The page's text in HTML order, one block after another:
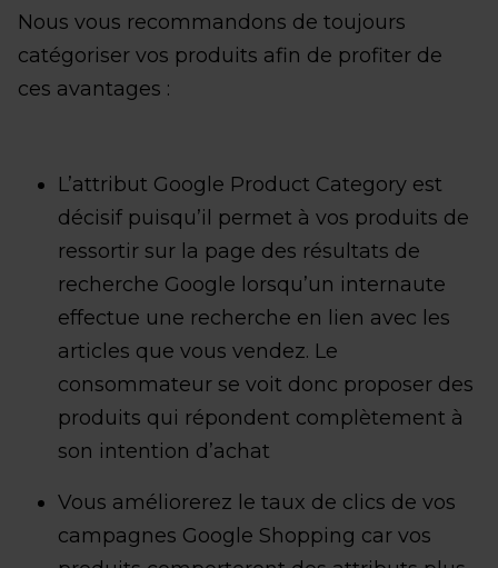
Nous vous recommandons de toujours
catégoriser vos produits afin de profiter de
ces avantages :
L’attribut Google Product Category est
décisif puisqu’il permet à vos produits de
ressortir sur la page des résultats de
recherche Google lorsqu’un internaute
effectue une recherche en lien avec les
articles que vous vendez. Le
consommateur se voit donc proposer des
produits qui répondent complètement à
son intention d’achat
Vous améliorerez le taux de clics de vos
campagnes Google Shopping car vos